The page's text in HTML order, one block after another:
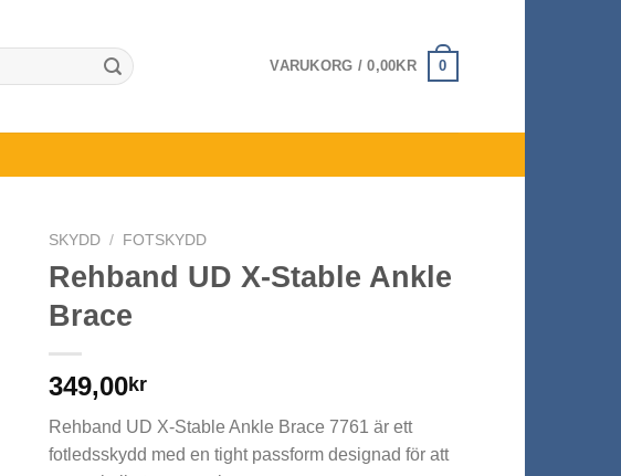
VARUKORG /0,00KR 0
SKYDD / FOTSKYDD
Rehband UD X-Stable Ankle
Brace
349,00kr
Rehband UD X-Stable Ankle Brace 7761 är ett
fotledsskydd med en tight passform designad för att